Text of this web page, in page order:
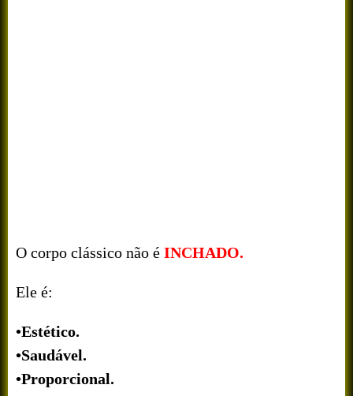
O corpo clássico não é INCHADO.
Ele é:
•Estético.
•Saudável.
•Proporcional.